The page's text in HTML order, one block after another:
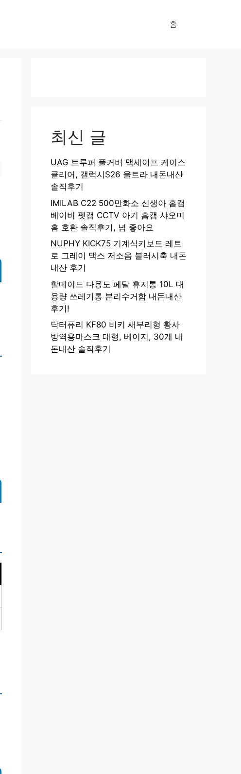
홈
최신 글
UAG 트루퍼 풀커버 맥세이프 케이스
클리어, 갤럭시S26 울트라 내돈내산
솔직후기
IMILAB C22 500만화소 신생아 홈캠
베이비 펫캠 CCTV 아기 홈캠 샤오미
홈 호환 솔직후기, 넘 좋아요
NUPHY KICK75 기계식키보드 레트
로 그레이 맥스 저소음 블러시축 내돈
내산 후기
할메이드 다용도 페달 휴지통 10L 대
용량 쓰레기통 분리수거함 내돈내산
후기!
닥터퓨리 KF80 비키 새부리형 황사
방역용마스크 대형, 베이지, 30개 내
돈내산 솔직후기